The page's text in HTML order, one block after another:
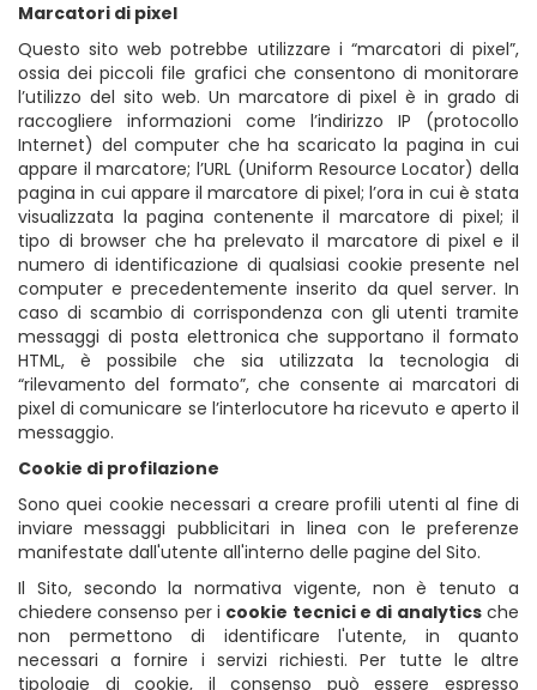
Marcatori di pixel
Questo sito web potrebbe utilizzare i “marcatori di pixel”,
ossia dei piccoli file grafici che consentono di monitorare
l’utilizzo del sito web. Un marcatore di pixel è in grado di
raccogliere informazioni come l’indirizzo IP (protocollo
Internet) del computer che ha scaricato la pagina in cui
appare il marcatore; l’URL (Uniform Resource Locator) della
pagina in cui appare il marcatore di pixel; l’ora in cui è stata
visualizzata la pagina contenente il marcatore di pixel; il
tipo di browser che ha prelevato il marcatore di pixel e il
numero di identificazione di qualsiasi cookie presente nel
computer e precedentemente inserito da quel server. In
caso di scambio di corrispondenza con gli utenti tramite
messaggi di posta elettronica che supportano il formato
HTML, è possibile che sia utilizzata la tecnologia di
“rilevamento del formato”, che consente ai marcatori di
pixel di comunicare se l’interlocutore ha ricevuto e aperto il
messaggio.
Cookie di profilazione
Sono quei cookie necessari a creare profili utenti al fine di
inviare messaggi pubblicitari in linea con le preferenze
manifestate dall'utente all'interno delle pagine del Sito.
Il Sito, secondo la normativa vigente, non è tenuto a
chiedere consenso per i cookie tecnici e di analyticsche
non permettono di identificare l'utente, in quanto
necessari a fornire i servizi richiesti. Per tutte le altre
tipologie di cookie, il consenso può essere espresso